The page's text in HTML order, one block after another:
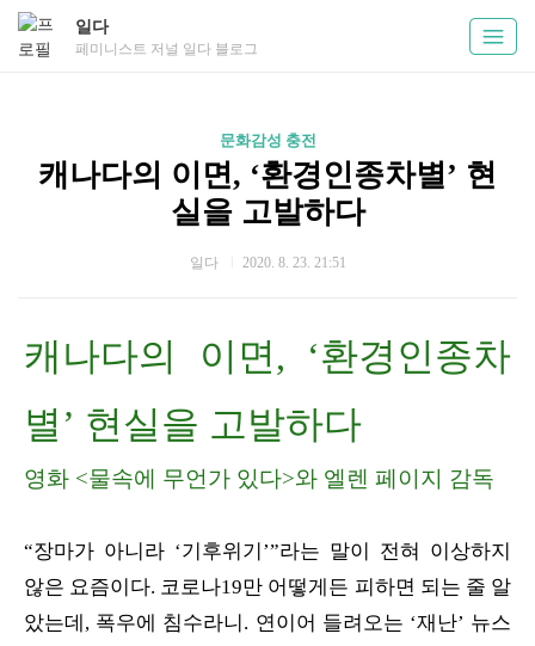
일다
페미니스트 저널 일다 블로그
문화감성 충전
캐나다의 이면, ‘환경인종차별’ 현
실을 고발하다
일다 2020. 8. 23. 21:51
캐나다의 이면, ‘환경인종차
별’ 현실을 고발하다
영화 <물속에 무언가 있다>와 엘렌 페이지 감독
“장마가 아니라 ‘기후위기’”라는 말이 전혀 이상하지
않은 요즘이다. 코로나19만 어떻게든 피하면 되는 줄 알
았는데, 폭우에 침수라니. 연이어 들려오는 ‘재난’ 뉴스